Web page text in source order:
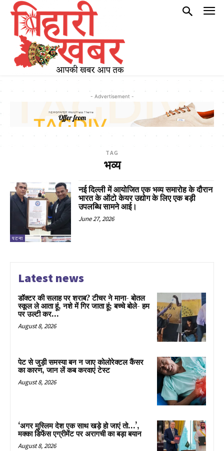
- Advertisement -
TAG
भव्य
पटना
नई दिल्ली में आयोजित एक भव्य समारोह के दौरान
भारत के ऑटो केयर उद्योग के लिए एक बड़ी
उपलब्धि सामने आई।
June 27, 2026
Latest news
डॉक्टर की सलाह पर शराब? टीचर ने माना- बोतल
स्कूल ले आता हूं, नशे में गिर जाता हूं; बच्चे बोले- हम
पर उल्टी कर...
August 8, 2026
पेट से जुड़ी समस्या बन न जाए कोलोरेक्टल कैंसर
का कारण, जान लें कब करवाएं टेस्ट
August 8, 2026
‘अगर मुस्लिम देश एक साथ खड़े हो जाएं तो…’,
मक्का डिफेंस एग्रीमेंट पर अरागची का बड़ा बयान
August 8, 2026